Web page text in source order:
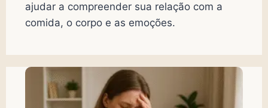
ajudar a compreender sua relação com a
comida, o corpo e as emoções.